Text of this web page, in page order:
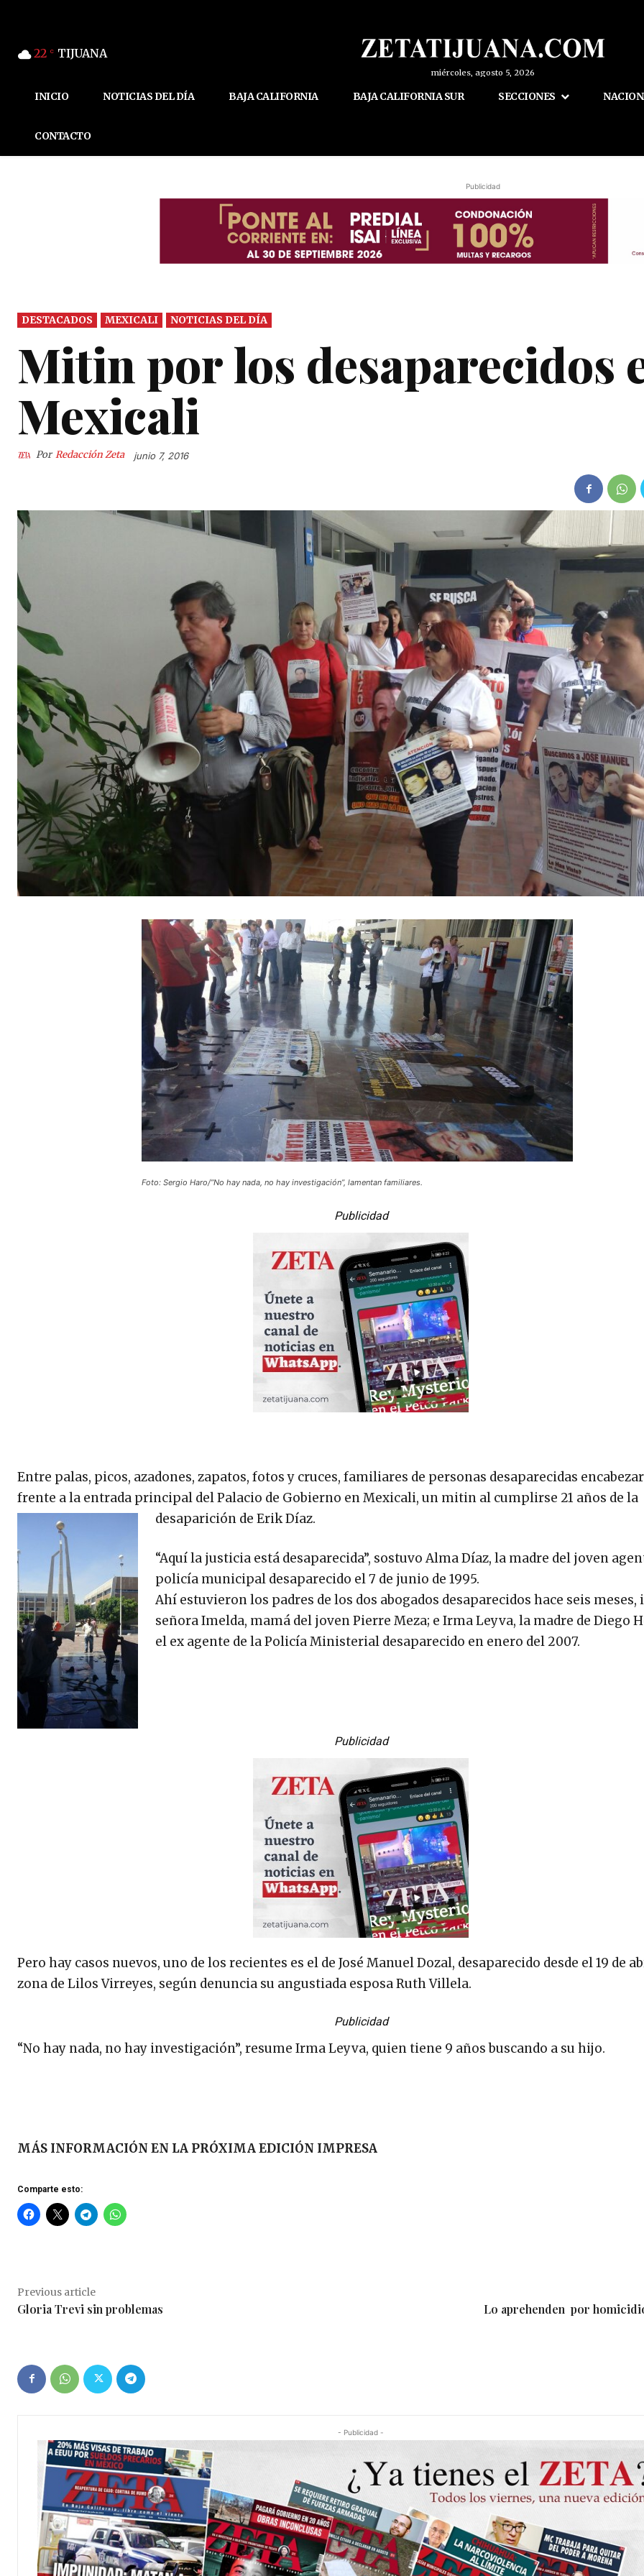
22 C TIJUANA
miércoles, agosto 5, 2026
INICIO NOTICIAS DEL DÍA BAJA CALIFORNIA BAJA CALIFORNIA SUR SECCIONES
CONTACTO
Publicidad
DESTACADOS MEXICALI NOTICIAS DEL DÍA
Mitin por los desaparecidos
Mexicali
Por Redacción Zeta junio 7, 2016
Foto: Sergio Haro/”No hay nada, no hay investigación”, lamentan familiares.
Publicidad
Entre palas, picos, azadones, zapatos, fotos y cruces, familiares de personas desaparecidas
frente a la entrada principal del Palacio de Gobierno en Mexicali, un mitin al cumplirse 21 años de la
desaparición de Erik Díaz.
“Aquí la justicia está desaparecida”, sostuvo Alma Díaz, la madre del joven
policía municipal desaparecido el 7 de junio de 1995.
Ahí estuvieron los padres de los dos abogados desaparecidos hace seis meses,
señora Imelda, mamá del joven Pierre Meza; e Irma Leyva, la madre de Diego
el ex agente de la Policía Ministerial desaparecido en enero del 2007.
Publicidad
Pero hay casos nuevos, uno de los recientes es el de José Manuel Dozal, desaparecido desde el 19 de
zona de Lilos Virreyes, según denuncia su angustiada esposa Ruth Villela.
Publicidad
“No hay nada, no hay investigación”, resume Irma Leyva, quien tiene 9 años buscando a su hijo.
MÁS INFORMACIÓN EN LA PRÓXIMA EDICIÓN IMPRESA
Comparte esto:
Previous article
Gloria Trevi sin problemas Lo aprehenden por
- Publicidad -